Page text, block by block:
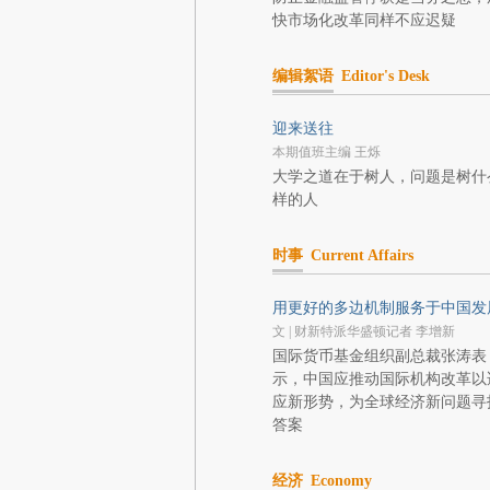
快市场化改革同样不应迟疑
编辑絮语 Editor's Desk
迎来送往
本期值班主编 王烁
大学之道在于树人，问题是树什
样的人
时事 Current Affairs
用更好的多边机制服务于中国发
文 | 财新特派华盛顿记者 李增新
国际货币基金组织副总裁张涛表
示，中国应推动国际机构改革以
应新形势，为全球经济新问题寻
答案
经济 Economy